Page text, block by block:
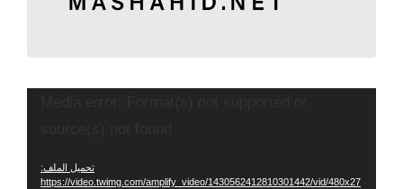
تحميل الملف:
https://video.twimg.com/amplify_video/1430562412810301442/vid/480x27